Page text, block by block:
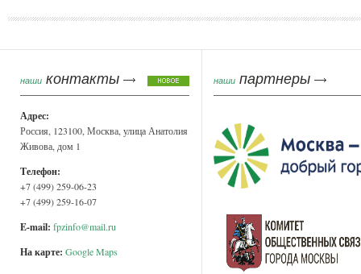
наши контакты
Адрес:
Россия, 123100, Москва, улица Анатолия
Живова, дом 1
Телефон:
+7 (499) 259-06-23
+7 (499) 259-16-07
E-mail: fpzinfo@mail.ru
На карте: Google Maps
наши партнеры